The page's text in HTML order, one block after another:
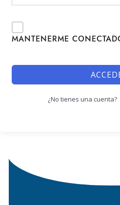
MANTENERME
¿No tienes una cuenta?